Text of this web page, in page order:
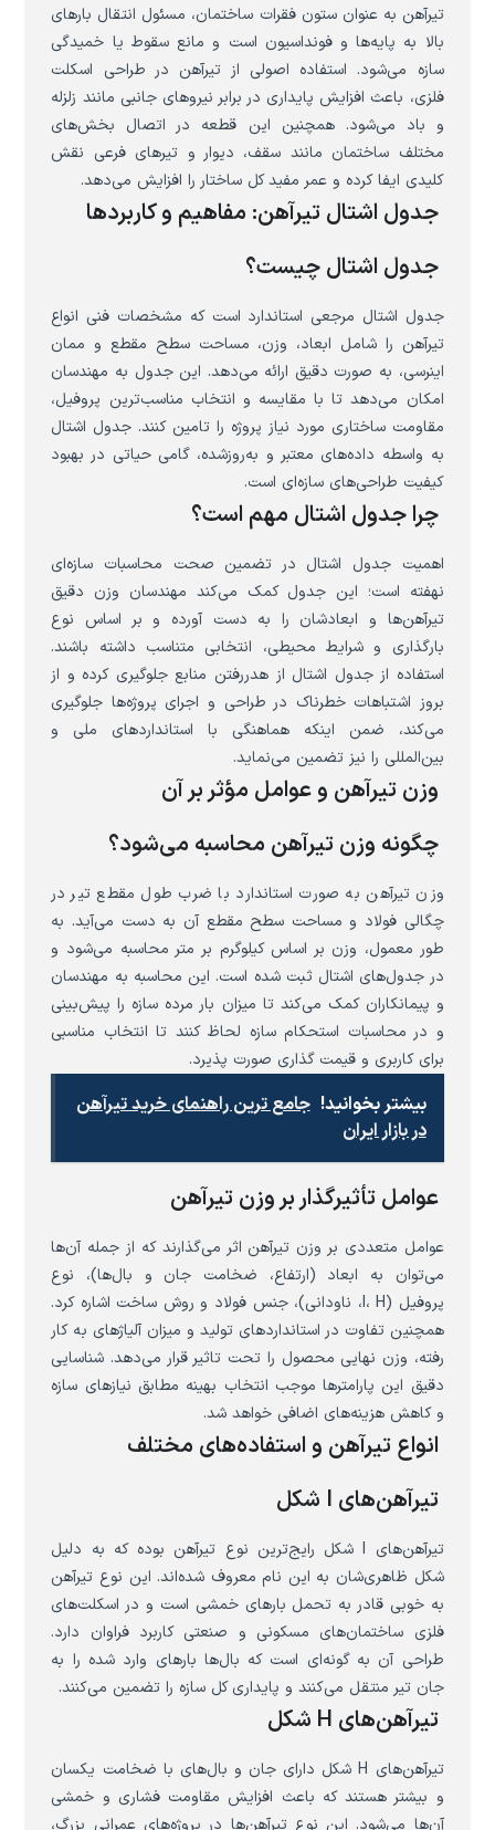
تیرآهن به عنوان ستون فقرات ساختمان، مسئول انتقال بارهای
بالا به پایه‌ها و فونداسیون است و مانع سقوط یا خمیدگی
سازه می‌شود. استفاده اصولی از تیرآهن در طراحی اسکلت
فلزی، باعث افزایش پایداری در برابر نیروهای جانبی مانند زلزله
و باد می‌شود. همچنین این قطعه در اتصال بخش‌های
مختلف ساختمان مانند سقف، دیوار و تیرهای فرعی نقش
کلیدی ایفا کرده و عمر مفید کل ساختار را افزایش می‌دهد.
جدول اشتال تیرآهن: مفاهیم و کاربردها
جدول اشتال چیست؟
جدول اشتال مرجعی استاندارد است که مشخصات فنی انواع
تیرآهن را شامل ابعاد، وزن، مساحت سطح مقطع و ممان
اینرسی، به صورت دقیق ارائه می‌دهد. این جدول به مهندسان
امکان می‌دهد تا با مقایسه و انتخاب مناسب‌ترین پروفیل،
مقاومت ساختاری مورد نیاز پروژه را تامین کنند. جدول اشتال
به واسطه داده‌های معتبر و به‌روزشده، گامی حیاتی در بهبود
کیفیت طراحی‌های سازه‌ای است.
چرا جدول اشتال مهم است؟
اهمیت جدول اشتال در تضمین صحت محاسبات سازه‌ای
نهفته است؛ این جدول کمک می‌کند مهندسان وزن دقیق
تیرآهن‌ها و ابعادشان را به دست آورده و بر اساس نوع
بارگذاری و شرایط محیطی، انتخابی متناسب داشته باشند.
استفاده از جدول اشتال از هدررفتن منابع جلوگیری کرده و از
بروز اشتباهات خطرناک در طراحی و اجرای پروژه‌ها جلوگیری
می‌کند، ضمن اینکه هماهنگی با استانداردهای ملی و
بین‌المللی را نیز تضمین می‌نماید.
وزن تیرآهن و عوامل مؤثر بر آن
چگونه وزن تیرآهن محاسبه می‌شود؟
وزن تیرآهن به صورت استاندارد با ضرب طول مقطع تیر در
چگالی فولاد و مساحت سطح مقطع آن به دست می‌آید. به
طور معمول، وزن بر اساس کیلوگرم بر متر محاسبه می‌شود و
در جدول‌های اشتال ثبت شده است. این محاسبه به مهندسان
و پیمانکاران کمک می‌کند تا میزان بار مرده سازه را پیش‌بینی
و در محاسبات استحکام سازه لحاظ کنند تا انتخاب مناسبی
برای کاربری و قیمت گذاری صورت پذیرد.
بیشتر بخوانید! جامع ترین راهنمای خرید تیرآهن
در بازار ایران
عوامل تأثیرگذار بر وزن تیرآهن
عوامل متعددی بر وزن تیرآهن اثر می‌گذارند که از جمله آن‌ها
می‌توان به ابعاد (ارتفاع، ضخامت جان و بال‌ها)، نوع
پروفیل (I، H، ناودانی)، جنس فولاد و روش ساخت اشاره کرد.
همچنین تفاوت در استانداردهای تولید و میزان آلیاژهای به کار
رفته، وزن نهایی محصول را تحت تاثیر قرار می‌دهد. شناسایی
دقیق این پارامترها موجب انتخاب بهینه مطابق نیازهای سازه‌
و کاهش هزینه‌های اضافی خواهد شد.
انواع تیرآهن و استفاده‌های مختلف
تیرآهن‌های I شکل
تیرآهن‌های I شکل رایج‌ترین نوع تیرآهن بوده که به دلیل
شکل ظاهری‌شان به این نام معروف شده‌اند. این نوع تیرآهن
به خوبی قادر به تحمل بارهای خمشی است و در اسکلت‌های
فلزی ساختمان‌های مسکونی و صنعتی کاربرد فراوان دارد.
طراحی آن به گونه‌ای است که بال‌ها بارهای وارد شده را به
جان تیر منتقل می‌کنند و پایداری کل سازه را تضمین می‌کنند.
تیرآهن‌های H شکل
تیرآهن‌های H شکل دارای جان و بال‌های با ضخامت یکسان
و بیشتر هستند که باعث افزایش مقاومت فشاری و خمشی
آن‌ها می‌شود. این نوع تیرآهن‌ها در پروژه‌های عمرانی بزرگ،